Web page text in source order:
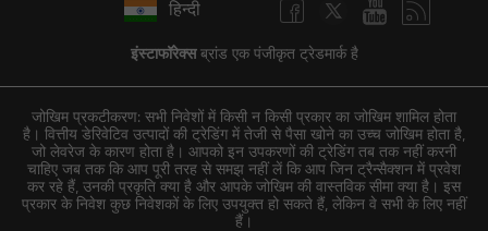
हिन्दी
इंस्टाफॉरेक्सब्रांड एक पंजीकृत ट्रेडमार्क है
जोखिम प्रकटीकरण: सभी निवेशों में किसी न किसी प्रकार का जोखिम शामिल होता
है। वित्तीय डेरिवेटिव उत्पादों की ट्रेडिंग में तेजी से पैसा खोने का उच्च जोखिम होता है,
जो लेवरेज के कारण होता है। आपको इन उपकरणों की ट्रेडिंग तब तक नहीं करनी
चाहिए जब तक कि आप पूरी तरह से समझ नहीं लें कि आप जिन ट्रैन्सैक्शन में प्रवेश
कर रहे हैं, उनकी प्रकृति क्या है और आपके जोखिम की वास्तविक सीमा क्या है। इस
प्रकार के निवेश कुछ निवेशकों के लिए उपयुक्त हो सकते हैं, लेकिन वे सभी के लिए नहीं
हैं।